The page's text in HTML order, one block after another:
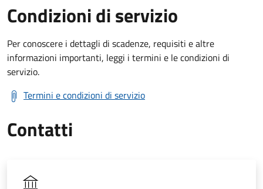
Condizioni di servizio
Per conoscere i dettagli di scadenze, requisiti e altre
informazioni importanti, leggi i termini e le condizioni di
servizio.
Termini e condizioni di servizio
Contatti